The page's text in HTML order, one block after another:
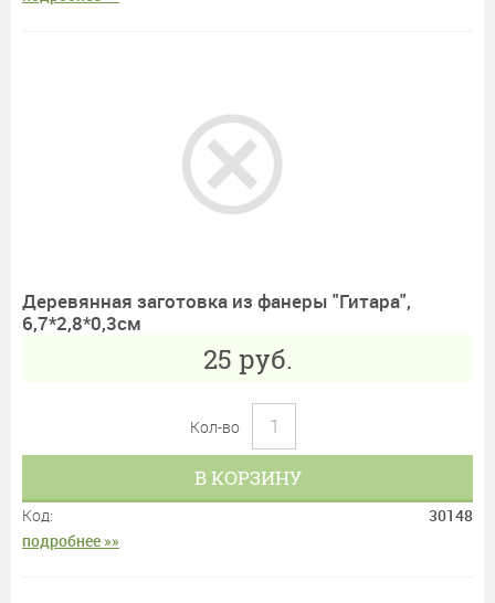
Деревянная заготовка из фанеры "Гитара",
6,7*2,8*0,3см
25 руб.
Кол-во
В КОРЗИНУ
Код:
30148
подробнее »»